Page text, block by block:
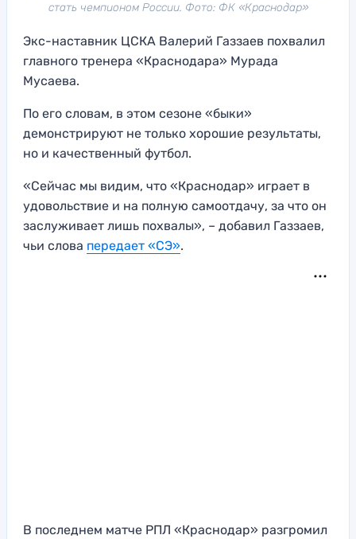
стать чемпионом России. Фото: ФК «Краснодар»
Экс-наставник ЦСКА Валерий Газзаев похвалил
главного тренера «Краснодара» Мурада
Мусаева.
По его словам, в этом сезоне «быки»
демонстрируют не только хорошие результаты,
но и качественный футбол.
«Сейчас мы видим, что «Краснодар» играет в
удовольствие и на полную самоотдачу, за что он
заслуживает лишь похвалы», – добавил Газзаев,
чьи слова передает «СЭ».
В последнем матче РПЛ «Краснодар» разгромил